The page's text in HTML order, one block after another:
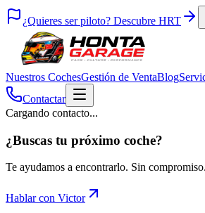
¿Quieres ser piloto? Descubre HRT
Nuestros CochesGestión de VentaBlog
Contactar
Cargando contacto...
¿Buscas tu próximo coche?
Te ayudamos a encontrarlo. Sin compromiso.
Hablar con Victor